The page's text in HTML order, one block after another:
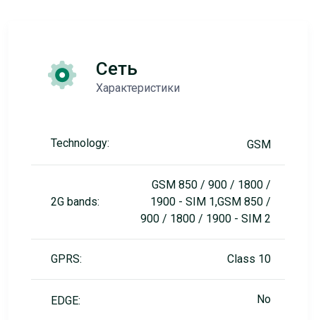
Сеть
Характеристики
Technology: GSM
2G bands:
GSM 850 / 900 / 1800 /
1900 - SIM 1,GSM 850 /
900 / 1800 / 1900 - SIM 2
GPRS: Class 10
EDGE: No